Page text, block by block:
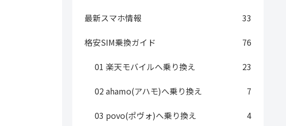
最新スマホ情報
33
格安SIM乗換ガイド
76
01 楽天モバイルへ乗り換え
23
02 ahamo(アハモ)へ乗り換え
7
03 povo(ポヴォ)へ乗り換え
4